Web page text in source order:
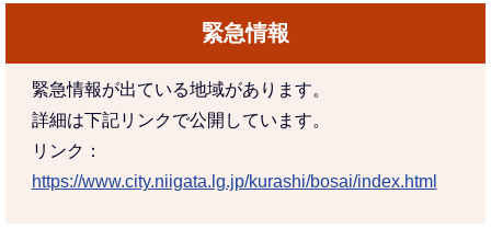
緊急情報
緊急情報が出ている地域があります。
詳細は下記リンクで公開しています。
リンク：
https://www.city.niigata.lg.jp/kurashi/bosai/index.html